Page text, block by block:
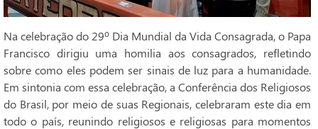
Na celebração do 29º Dia Mundial da Vida Consagrada, o Papa
Francisco dirigiu uma homilia aos consagrados, refletindo
sobre como eles podem ser sinais de luz para a humanidade.
Em sintonia com essa celebração, a Conferência dos Religiosos
do Brasil, por meio de suas Regionais, celebraram este dia em
todo o país, reunindo religiosos e religiosas para momentos